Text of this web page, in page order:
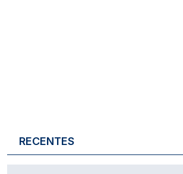
RECENTES